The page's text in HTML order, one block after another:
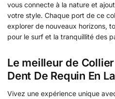
vous connecte à la nature et
votre style. Chaque port de ce
explorer de nouveaux horizons,
pour le surf et la tranquillité des
Le meilleur de
Dent De Requin En
Vivez une expérience unique